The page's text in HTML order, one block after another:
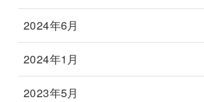
2024年6月
2024年1月
2023年5月